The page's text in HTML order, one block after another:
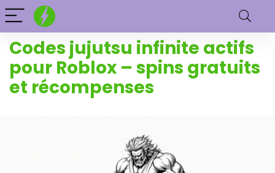
Codes jujutsu infinite actifs
pour Roblox – spins gratuits
et récompenses